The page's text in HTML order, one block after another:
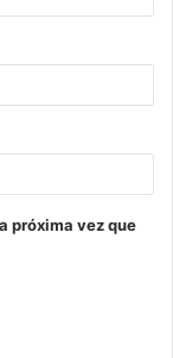
próxima vez que